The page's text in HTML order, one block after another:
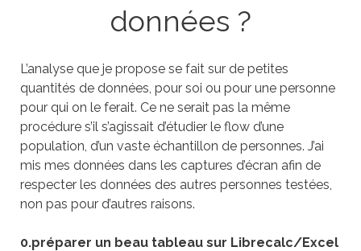
données ?
L’analyse que je propose se fait sur de petites
quantités de données, pour soi ou pour une personne
pour qui on le ferait. Ce ne serait pas la même
procédure s’il s’agissait d’étudier le flow d’une
population, d’un vaste échantillon de personnes. J’ai
mis mes données dans les captures d’écran afin de
respecter les données des autres personnes testées,
non pas pour d’autres raisons.
0.préparer un beau tableau sur Librecalc/Excel